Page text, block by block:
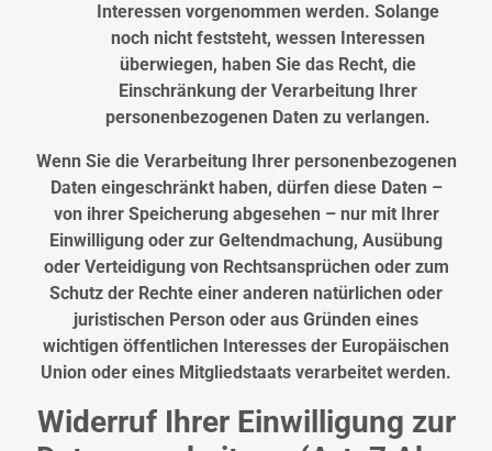
Interessen vorgenommen werden. Solange
noch nicht feststeht, wessen Interessen
überwiegen, haben Sie das Recht, die
Einschränkung der Verarbeitung Ihrer
personenbezogenen Daten zu verlangen.
Wenn Sie die Verarbeitung Ihrer personenbezogenen
Daten eingeschränkt haben, dürfen diese Daten –
von ihrer Speicherung abgesehen – nur mit Ihrer
Einwilligung oder zur Geltendmachung, Ausübung
oder Verteidigung von Rechtsansprüchen oder zum
Schutz der Rechte einer anderen natürlichen oder
juristischen Person oder aus Gründen eines
wichtigen öffentlichen Interesses der Europäischen
Union oder eines Mitgliedstaats verarbeitet werden.
Widerruf Ihrer Einwilligung zur